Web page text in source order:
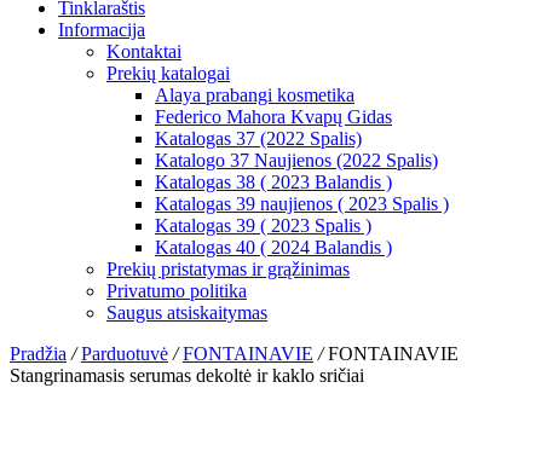
Tinklaraštis
Informacija
Kontaktai
Prekių katalogai
Alaya prabangi kosmetika
Federico Mahora Kvapų Gidas
Katalogas 37 (2022 Spalis)
Katalogo 37 Naujienos (2022 Spalis)
Katalogas 38 ( 2023 Balandis )
Katalogas 39 naujienos ( 2023 Spalis )
Katalogas 39 ( 2023 Spalis )
Katalogas 40 ( 2024 Balandis )
Prekių pristatymas ir grąžinimas
Privatumo politika
Saugus atsiskaitymas
Pradžia / Parduotuvė / FONTAINAVIE /FONTAINAVIE
Stangrinamasis serumas dekoltė ir kaklo sričiai